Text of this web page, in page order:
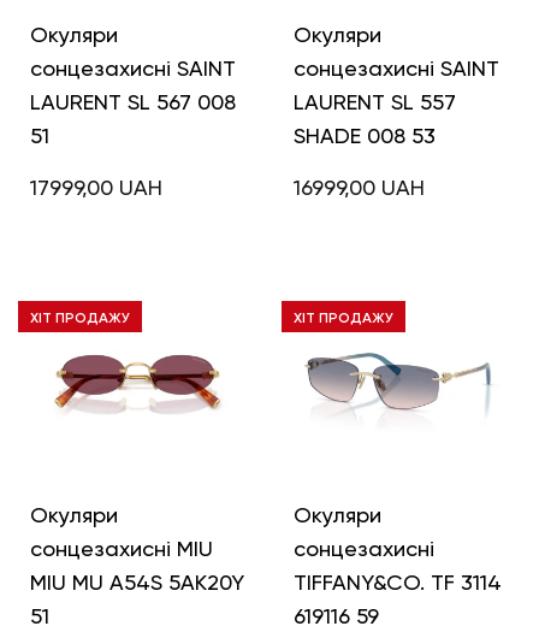
Окуляри
сонцезахисні SAINT
LAURENT SL 567 008
51
17999,00 UAH
Окуляри
сонцезахисні SAINT
LAURENT SL 557
SHADE 008 53
16999,00 UAH
ХІТ ПРОДАЖУ
Окуляри
сонцезахисні MIU
MIU MU A54S 5AK20Y
51
ХІТ ПРОДАЖУ
Окуляри
сонцезахисні
TIFFANY&CO. TF 3114
619116 59